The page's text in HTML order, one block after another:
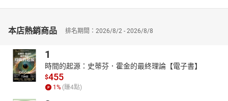
本店熱銷商品 排名期間：2026/8/2 - 2026/8/8
1
時間的起源：史蒂芬．霍金的最終理論【電子書】
$455
1 % (賺4點)